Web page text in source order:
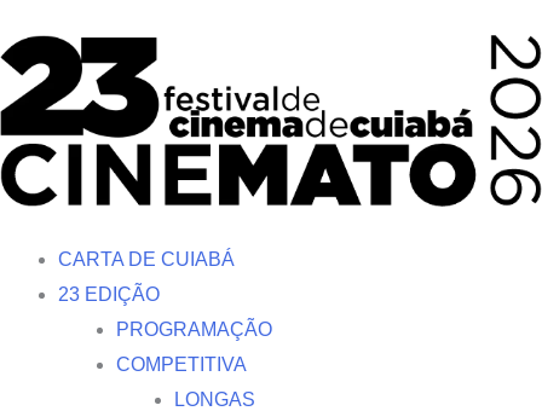
para
CARTA DE CUIABÁ
23 EDIÇÃO
PROGRAMAÇÃO
COMPETITIVA
LONGAS